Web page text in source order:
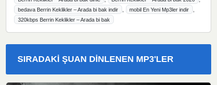
bedava Berrin Keklikler – Arada bi bak indir , mobil En Yeni Mp3ler indir
320kbps Berrin Keklikler – Arada bi bak
SIRADAKI ŞUAN DINLENEN MP3'LER